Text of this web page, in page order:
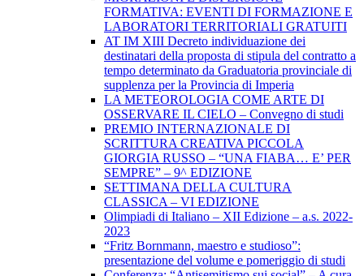
FORMATIVA: EVENTI DI FORMAZIONE E
LABORATORI TERRITORIALI GRATUITI
AT IM XIII Decreto individuazione dei
destinatari della proposta di stipula del contratto a
tempo determinato da Graduatoria provinciale di
supplenza per la Provincia di Imperia
LA METEOROLOGIA COME ARTE DI
OSSERVARE IL CIELO – Convegno di studi
PREMIO INTERNAZIONALE DI
SCRITTURA CREATIVA PICCOLA
GIORGIA RUSSO – “UNA FIABA… E’ PER
SEMPRE” – 9^ EDIZIONE
SETTIMANA DELLA CULTURA
CLASSICA – VI EDIZIONE
Olimpiadi di Italiano – XII Edizione – a.s. 2022-
2023
“Fritz Bornmann, maestro e studioso”:
presentazione del volume e pomeriggio di studi